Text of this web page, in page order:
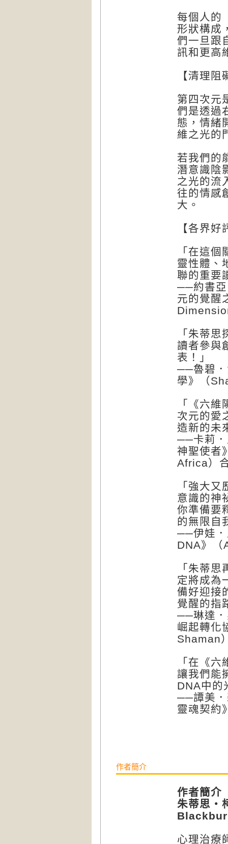
每個人的
形狀構成
們一旦跟
訊和更高
【清理
第四次元
們是透過
態，情緒
維之光的
若我們的
潛意識陰
之光的流
往的情感
大。
【各界好
「在這
靈性體、
聯的重要
──約書亞
元的覺醒
「朱蒂
讀者參與
表！」
──魯碧．
學》（
「《六
次元的愛
造新的未
──卡莉．
神聖使者
Africa）
「強大
意識的神
你準備要
的無限自
──伊娃．
DNA》
「朱蒂
定將成為
備好迎接
覺醒的指
──琳達
崛起轉化
Shaman
「在《
讓我們能
DNA中的
──譚美．
靈魂契約
作者簡介
作者簡介
朱蒂思・
心理治療